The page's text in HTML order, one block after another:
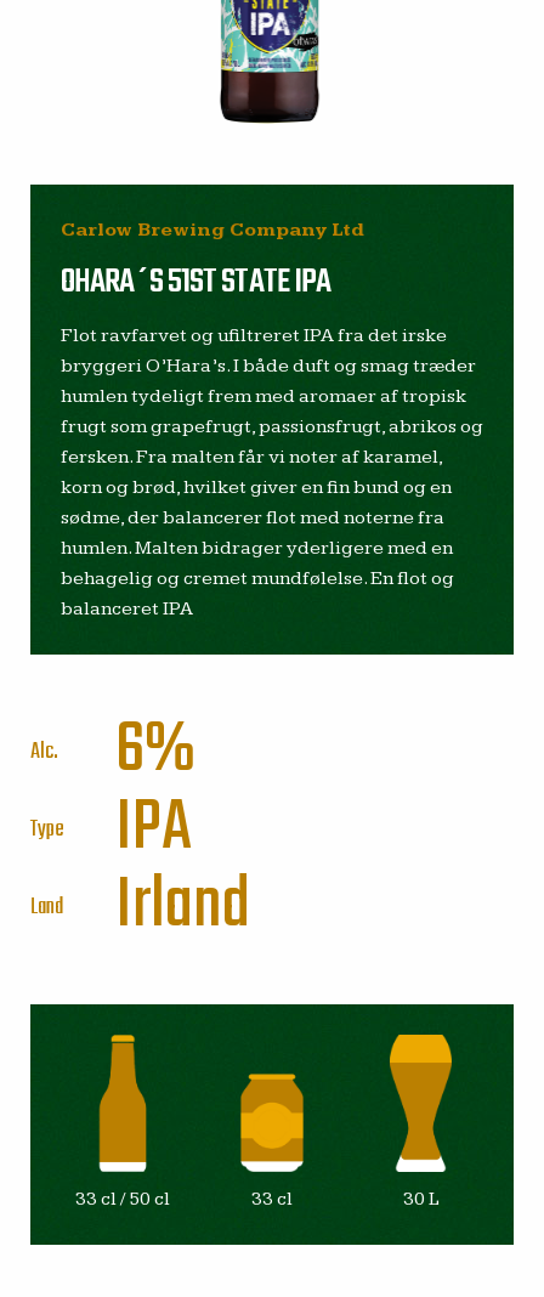
Carlow Brewing Company Ltd
OHARA´S 51ST STATE IPA
Flot ravfarvet og ufiltreret IPA fra det irske
bryggeri O’Hara’s. I både duft og smag træder
humlen tydeligt frem med aromaer af tropisk
frugt som grapefrugt, passionsfrugt, abrikos og
fersken. Fra malten får vi noter af karamel,
korn og brød, hvilket giver en fin bund og en
sødme, der balancerer flot med noterne fra
humlen. Malten bidrager yderligere med en
behagelig og cremet mundfølelse. En flot og
balanceret IPA
Alc. 6%
Type IPA
Land Irland
33 cl / 50 cl 33 cl 30 L